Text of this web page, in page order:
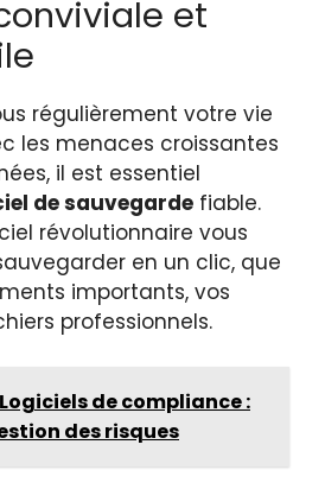
et
régulièrement votre vie
les menaces croissantes
il est essentiel
de sauvegarde fiable.
révolutionnaire vous
en un clic, que
importants, vos
professionnels.
Logiciels de compliance :
des risques